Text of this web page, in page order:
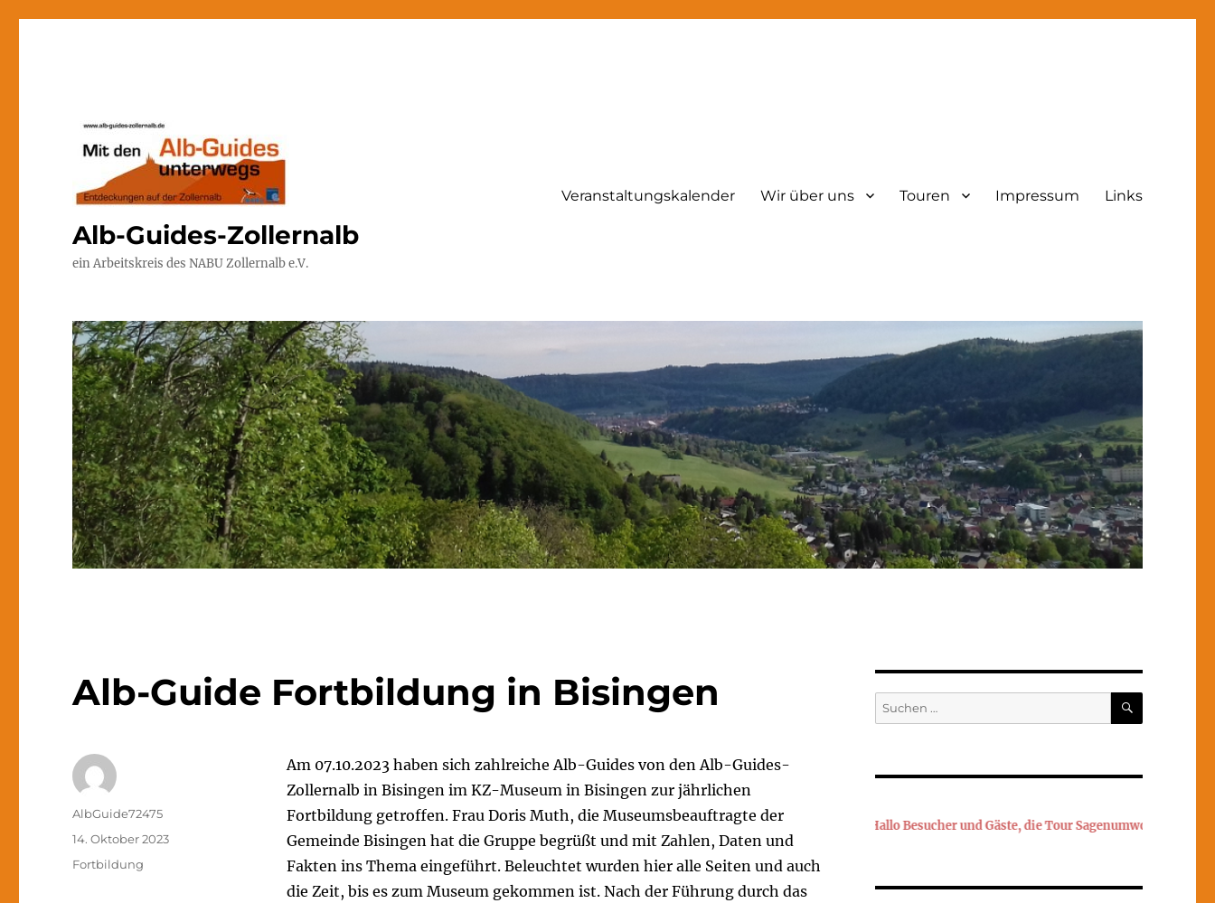
Alb-Guides-Zollernalb
ein Arbeitskreis des NABU Zollernalb e.V.
Veranstaltungskalender Wir über uns Touren Impressum Links
Alb-Guide Fortbildung in Bisingen
Am 07.10.2023 haben sich zahlreiche Alb-Guides von den Alb-Guides-
Zollernalb in Bisingen im KZ-Museum in Bisingen zur jährlichen
Fortbildung getroffen. Frau Doris Muth, die Museumsbeauftragte der
Gemeinde Bisingen hat die Gruppe begrüßt und mit Zahlen, Daten und
Fakten ins Thema eingeführt. Beleuchtet wurden hier alle Seiten und auch
die Zeit, bis es zum Museum gekommen ist. Nach der Führung durch das
Autor
AlbGuide72475
Veröffentlicht
14. Oktober 2023
Kategorien
Fortbildung
Suchen
nach:
SUCHEN
Hallo Besucher und Gäste, die Tour Sagenumwobener Heuberg